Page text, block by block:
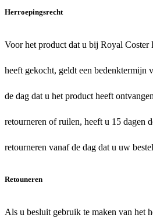
Herroepingsrecht
Voor het product dat u bij Royal Coster
heeft gekocht, geldt een bedenktermijn
de dag dat u het product heeft
retourneren of ruilen, heeft u 15 dagen
retourneren vanaf de dag dat u uw
Retouneren
Als u besluit gebruik te maken van het